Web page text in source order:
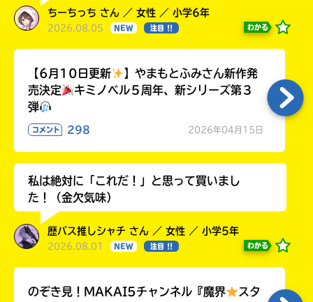
ちーちっち さん ／ 女性 ／ 小学6年
2026.08.05 NEW 注目 !! わかる
【6月10日更新
】やまもとふみさん新作発
売決定
キミノベル５周年、新シリーズ第３
弾
コメント 298 2026年04月15日
私は絶対に「これだ！」と思って買いまし
た！（金欠気味）
歴バス推しシャチ さん ／ 女性 ／ 小学5年
2026.08.01 NEW 注目 !! わかる
のぞき見！MAKAI5チャンネル『魔界
スタ